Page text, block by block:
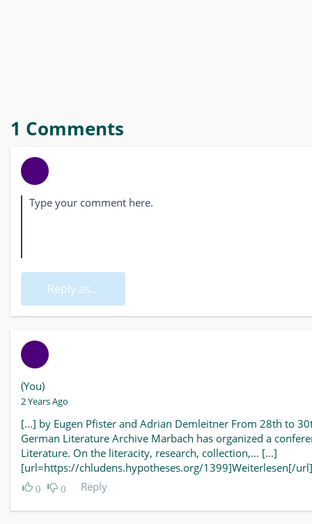
1 Comments
Reply as...
(You)
2 Years Ago
[...] by Eugen Pfister and Adrian Demleitner From 28th to
German Literature Archive Marbach has organized a
Literature. On the literacity, research, collection,... [...]
[url=https://chludens.hypotheses.org/1399]Weiterlesen[/url]
0 0 Reply